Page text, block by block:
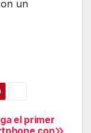
un
el primer